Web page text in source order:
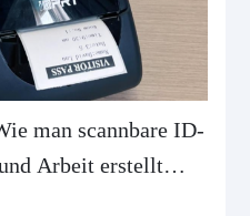
man scannbare ID-
Arbeit erstellt